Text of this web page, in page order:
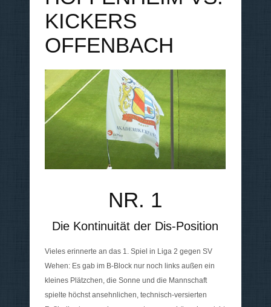
KICKERS
OFFENBACH
NR. 1
Die Kontinuität der Dis-Position
Vieles erinnerte an das 1. Spiel in Liga 2 gegen SV
Wehen: Es gab im B-Block nur noch links außen ein
kleines Plätzchen, die Sonne und die Mannschaft
spielte höchst ansehnlichen, technisch-versierten